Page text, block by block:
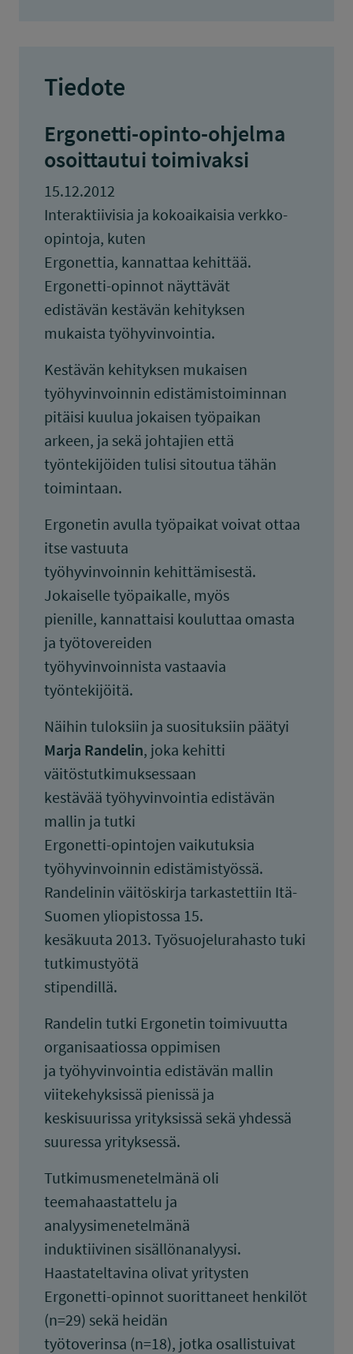
Tiedote
Ergonetti-opinto-ohjelma
osoittautui toimivaksi
15.12.2012
Interaktiivisia ja kokoaikaisia verkko-
opintoja, kuten
Ergonettia, kannattaa kehittää.
Ergonetti-opinnot näyttävät
edistävän kestävän kehityksen
mukaista työhyvinvointia.
Kestävän kehityksen mukaisen
työhyvinvoinnin edistämistoiminnan
pitäisi kuulua jokaisen työpaikan
arkeen, ja sekä johtajien että
työntekijöiden tulisi sitoutua tähän
toimintaan.
Ergonetin avulla työpaikat voivat ottaa
itse vastuuta
työhyvinvoinnin kehittämisestä.
Jokaiselle työpaikalle, myös
pienille, kannattaisi kouluttaa omasta
ja työtovereiden
työhyvinvoinnista vastaavia
työntekijöitä.
Näihin tuloksiin ja suosituksiin päätyi
Marja Randelin, joka kehitti
väitöstutkimuksessaan
kestävää työhyvinvointia edistävän
mallin ja tutki
Ergonetti-opintojen vaikutuksia
työhyvinvoinnin edistämistyössä.
Randelinin väitöskirja tarkastettiin Itä-
Suomen yliopistossa 15.
kesäkuuta 2013. Työsuojelurahasto tuki
tutkimustyötä
stipendillä.
Randelin tutki Ergonetin toimivuutta
organisaatiossa oppimisen
ja työhyvinvointia edistävän mallin
viitekehyksissä pienissä ja
keskisuurissa yrityksissä sekä yhdessä
suuressa yrityksessä.
Tutkimusmenetelmänä oli
teemahaastattelu ja
analyysimenetelmänä
induktiivinen sisällönanalyysi.
Haastateltavina olivat yritysten
Ergonetti-opinnot suorittaneet henkilöt
(n=29) sekä heidän
työtoverinsa (n=18), jotka osallistuivat